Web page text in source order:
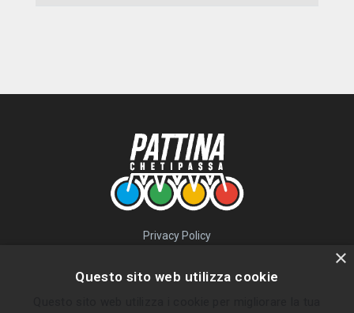
Privacy Policy
×
Questo sito web utilizza cookie